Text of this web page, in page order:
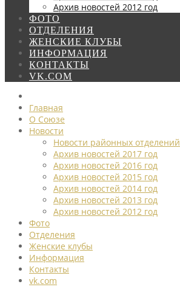
Архив новостей 2012 год
ФОТО
ОТДЕЛЕНИЯ
ЖЕНСКИЕ КЛУБЫ
ИНФОРМАЦИЯ
КОНТАКТЫ
VK.COM
Главная
О Союзе
Новости
Новости районных отделений
Архив новостей 2017 год
Архив новостей 2016 год
Архив новостей 2015 год
Архив новостей 2014 год
Архив новостей 2013 год
Архив новостей 2012 год
Фото
Отделения
Женские клубы
Информация
Контакты
vk.com